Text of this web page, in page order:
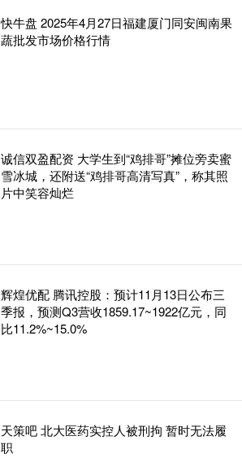
快牛盘 2025年4月27日福建厦门同安闽南果
蔬批发市场价格行情
诚信双盈配资 大学生到“鸡排哥”摊位旁卖蜜
雪冰城，还附送“鸡排哥高清写真”，称其照
片中笑容灿烂
辉煌优配 腾讯控股：预计11月13日公布三
季报，预测Q3营收1859.17~1922亿元，同
比11.2%~15.0%
天策吧 北大医药实控人被刑拘 暂时无法履
职